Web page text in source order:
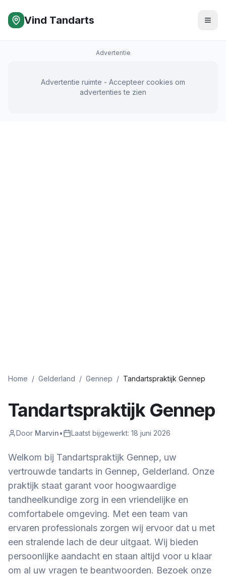
Vind Tandarts
Advertentie
Advertentie ruimte - Accepteer cookies om
advertenties te zien
Home / Gelderland / Gennep / Tandartspraktijk Gennep
Tandartspraktijk Gennep
Door Marvin• Laatst bijgewerkt: 18 juni 2026
Welkom bij Tandartspraktijk Gennep, uw
vertrouwde tandarts in Gennep, Gelderland. Onze
praktijk staat garant voor hoogwaardige
tandheelkundige zorg in een vriendelijke en
comfortabele omgeving. Met een team van
ervaren professionals zorgen wij ervoor dat u met
een stralende lach de deur uitgaat. Wij bieden
persoonlijke aandacht en staan altijd voor u klaar
om al uw vragen te beantwoorden. Bezoek onze